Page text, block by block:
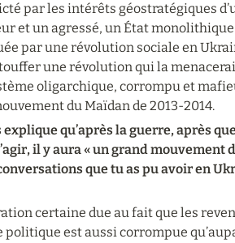
par les intérêts géostratégiques
et un agressé, un État
par une révolution sociale en
une révolution qui la
oligarchique, corrompu et
du Maïdan de 2013-2014.
qu’après la guerre, après
il y aura « un grand mouvement
que tu as pu avoir en
certaine due au fait que les
politique est aussi corrompue